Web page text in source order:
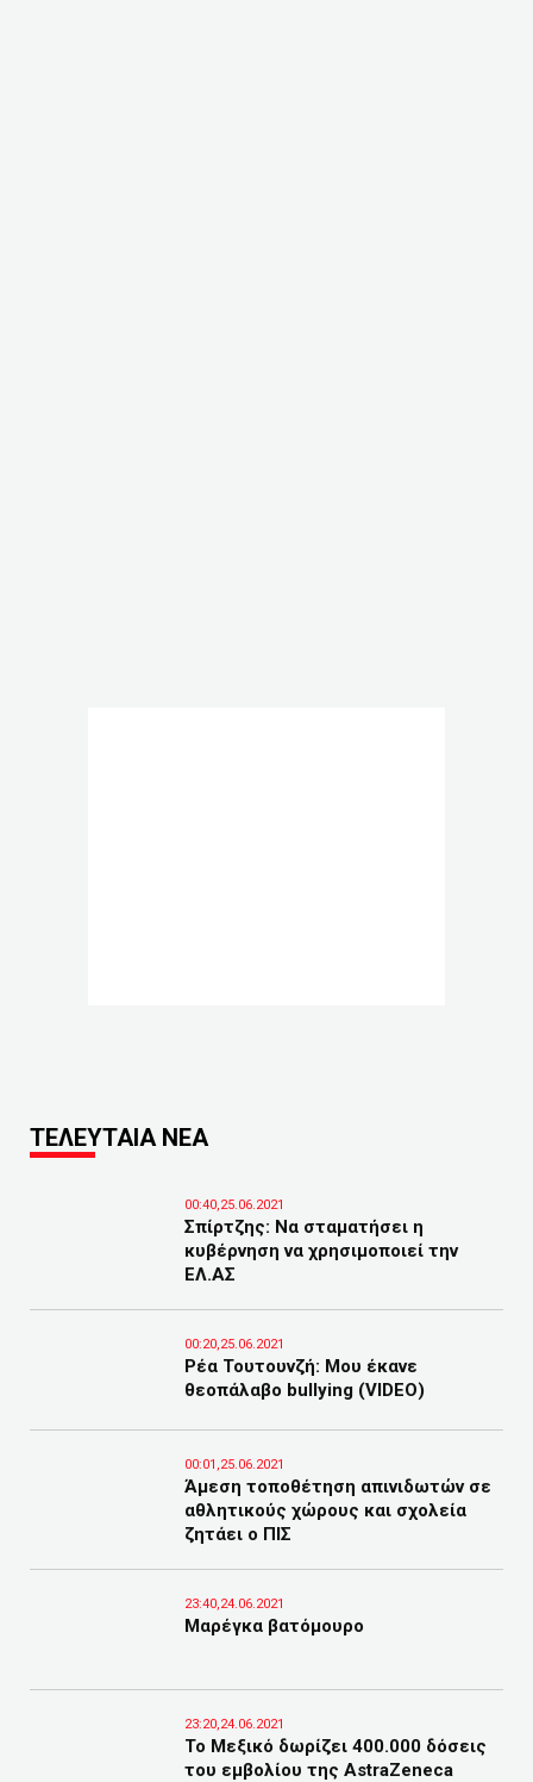
ΤΕΛΕΥΤΑΙΑ ΝΕΑ
00:40,25.06.2021
Σπίρτζης: Να σταματήσει η
κυβέρνηση να χρησιμοποιεί την
ΕΛ.ΑΣ
00:20,25.06.2021
Ρέα Τουτουνζή: Μου έκανε
θεοπάλαβο bullying (VIDEO)
00:01,25.06.2021
Άμεση τοποθέτηση απινιδωτών σε
αθλητικούς χώρους και σχολεία
ζητάει ο ΠΙΣ
23:40,24.06.2021
Μαρέγκα βατόμουρο
23:20,24.06.2021
Το Μεξικό δωρίζει 400.000 δόσεις
του εμβολίου της AstraZeneca